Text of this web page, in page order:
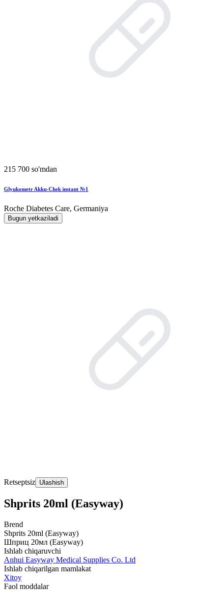
215 700 so'mdan
Glyukometr Akku-Chek instant №1
Roche Diabetes Care, Germaniya
Bugun yetkaziladi
Retseptsiz Ulashish
Shprits 20ml (Easyway)
Brend
Shprits 20ml (Easyway)
Шприц 20мл (Easyway)
Ishlab chiqaruvchi
Anhui Easyway Medical Supplies Co. Ltd
Ishlab chiqarilgan mamlakat
Xitoy
Faol moddalar